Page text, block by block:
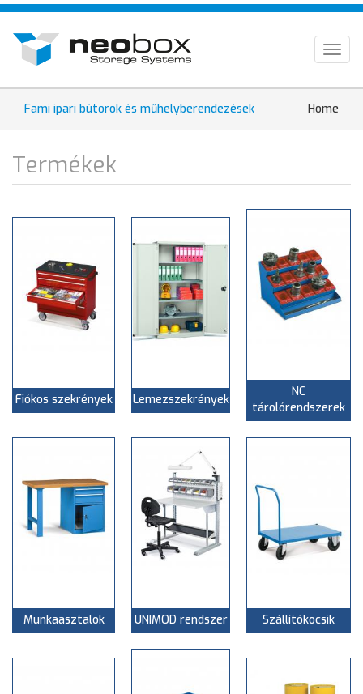
Skip
main
content
EN
Fami ipari bútorok és műhelyberendezések
You
are
Home
Termékek
Fiókos szekrények Lemezszekrények
NC
tárolórendszerek
Munkaasztalok UNIMOD rendszer Szállítókocsik